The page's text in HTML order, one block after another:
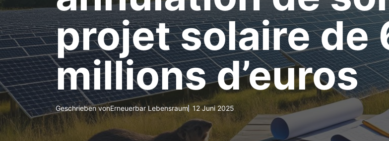
projet solaire de
millions d’euros
Geschrieben vonErneuerbar Lebensraum 12 Juni 2025